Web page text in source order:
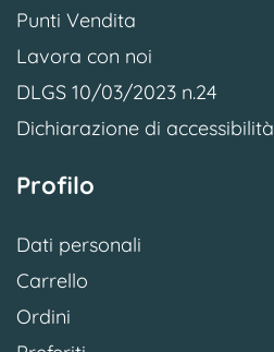
Punti Vendita
Lavora con noi
DLGS 10/03/2023 n.24
Dichiarazione di accessibilità
Profilo
Dati personali
Carrello
Ordini